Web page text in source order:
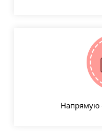
Напрямую